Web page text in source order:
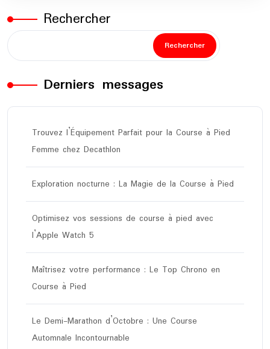
Rechercher
Rechercher
Derniers messages
Trouvez l’Équipement Parfait pour la Course à Pied
Femme chez Decathlon
Exploration nocturne : La Magie de la Course à Pied
Optimisez vos sessions de course à pied avec
l’Apple Watch 5
Maîtrisez votre performance : Le Top Chrono en
Course à Pied
Le Demi-Marathon d’Octobre : Une Course
Automnale Incontournable